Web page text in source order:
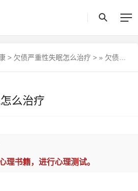
> 欠债严重性失眠怎么治疗 > » 欠债严重性失眠怎么治疗
么治疗
理书籍，进行心理测试。